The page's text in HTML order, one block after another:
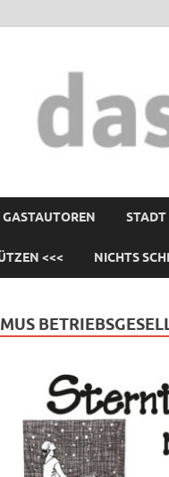
GASTAUTOREN STADT
<<< NICHTS